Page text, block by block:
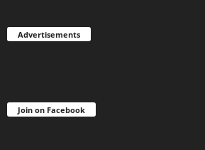
Advertisements
Join on Facebook